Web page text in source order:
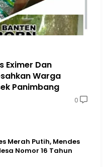
Eximer Dan
Warga
Panimbang
0
Merah Putih, Mendes
Nomor 16 Tahun